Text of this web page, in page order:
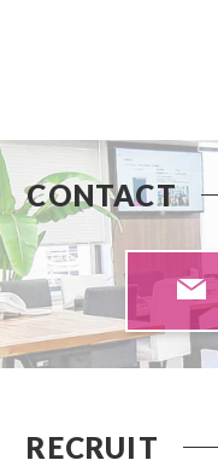
CONTACT
RECRUIT